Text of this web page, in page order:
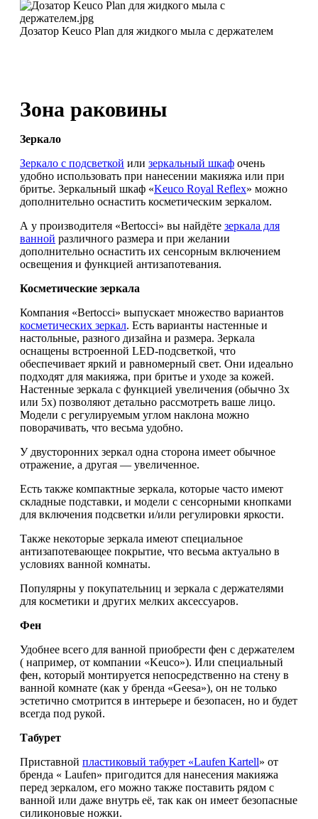
Дозатор Keuco Plan для жидкого мыла с держателем
Зона раковины
Зеркало
Зеркало с подсветкой или зеркальный шкаф очень
удобно использовать при нанесении макияжа или при
бритье. Зеркальный шкаф «Keuco Royal Refleх» можно
дополнительно оснастить косметическим зеркалом.
А у производителя «Bertocci» вы найдёте зеркала для
ванной различного размера и при желании
дополнительно оснастить их сенсорным включением
освещения и функцией антизапотевания.
Косметические зеркала
Компания «Bertocci» выпускает множество вариантов
косметических зеркал. Есть варианты настенные и
настольные, разного дизайна и размера. Зеркала
оснащены встроенной LED-подсветкой, что
обеспечивает яркий и равномерный свет. Они идеально
подходят для макияжа, при бритье и уходе за кожей.
Настенные зеркала с функцией увеличения (обычно 3x
или 5x) позволяют детально рассмотреть ваше лицо.
Модели с регулируемым углом наклона можно
поворачивать, что весьма удобно.
У двусторонних зеркал одна сторона имеет обычное
отражение, а другая — увеличенное.
Есть также компактные зеркала, которые часто имеют
складные подставки, и модели с сенсорными кнопками
для включения подсветки и/или регулировки яркости.
Также некоторые зеркала имеют специальное
антизапотевающее покрытие, что весьма актуально в
условиях ванной комнаты.
Популярны у покупательниц и зеркала с держателями
для косметики и других мелких аксессуаров.
Фен
Удобнее всего для ванной приобрести фен с держателем
( например, от компании «Keuco»). Или специальный
фен, который монтируется непосредственно на стену в
ванной комнате (как у бренда «Geesa»), он не только
эстетично смотрится в интерьере и безопасен, но и будет
всегда под рукой.
Табурет
Приставной пластиковый табурет «Laufen Kartell» от
бренда « Laufen» пригодится для нанесения макияжа
перед зеркалом, его можно также поставить рядом с
ванной или даже внутрь её, так как он имеет безопасные
силиконовые ножки.